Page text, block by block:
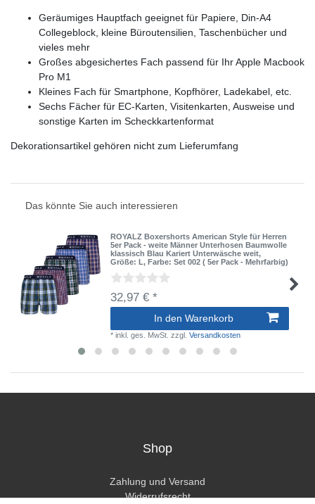
Geräumiges Hauptfach geeignet für Papiere, Din-A4
Collegeblock, kleine Büroutensilien, Taschenbücher und
vieles mehr
Großes abgesichertes Fach passend für Ihr Apple Macbook
Pro M1
Kleines Fach für Smartphone, Kopfhörer, Ladekabel, etc.
Sechs Fächer für EC-Karten, Visitenkarten, Ausweise und
sonstige Karten im Scheckkartenformat
Dekorationsartikel gehören nicht zum Lieferumfang
Das könnte Sie auch interessieren
ROYALZ Boxershorts American Style für Herren
5er Pack - weite Männer Unterhosen Baumwolle
klassisch Blau Kariert Unterwäsche weit,
Größe: L, Farbe: Set 002 ( 5er Pack - Mehrfarbig)
32,97 € *
In den Warenkorb
*inkl. ges. MwSt. zzgl.Versandkosten
Shop
Zahlung und Versand
Widerrufsrecht